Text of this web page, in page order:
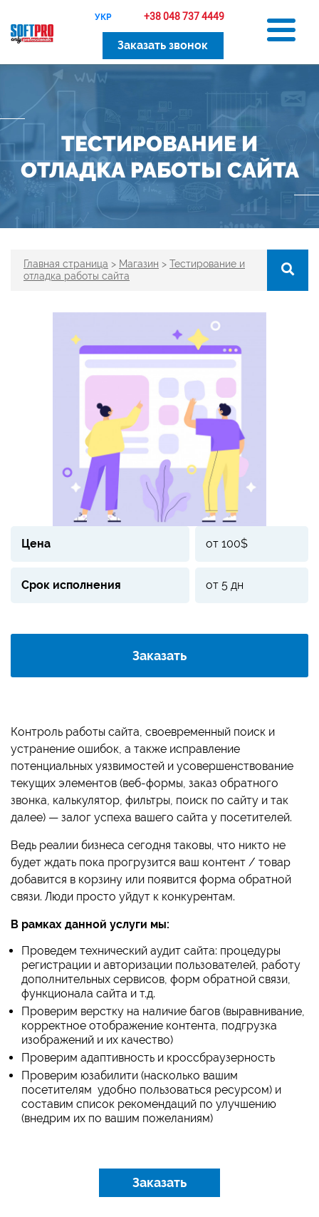
УКР +38 048 737 4449
Заказать звонок
ТЕСТИРОВАНИЕ И
ОТЛАДКА РАБОТЫ САЙТА
Главная страница > Магазин > Тестирование и
отладка работы сайта
Цена от 100$
Срок исполнения от 5 дн
Заказать
Контроль работы сайта, своевременный поиск и
устранение ошибок, а также исправление
потенциальных уязвимостей и усовершенствование
текущих элементов (веб-формы, заказ обратного
звонка, калькулятор, фильтры, поиск по сайту и так
далее) — залог успеха вашего сайта у посетителей.
Ведь реалии бизнеса сегодня таковы, что никто не
будет ждать пока прогрузится ваш контент / товар
добавится в корзину или появится форма обратной
связи. Люди просто уйдут к конкурентам.
В рамках данной услуги мы:
Проведем технический аудит сайта: процедуры
регистрации и авторизации пользователей, работу
дополнительных сервисов, форм обратной связи,
функционала сайта и т.д.
Проверим верстку на наличие багов (выравнивание,
корректное отображение контента, подгрузка
изображений и их качество)
Проверим адаптивность и кроссбраузерность
Проверим юзабилити (насколько вашим
посетителям удобно пользоваться ресурсом) и
составим список рекомендаций по улучшению
(внедрим их по вашим пожеланиям)
Заказать